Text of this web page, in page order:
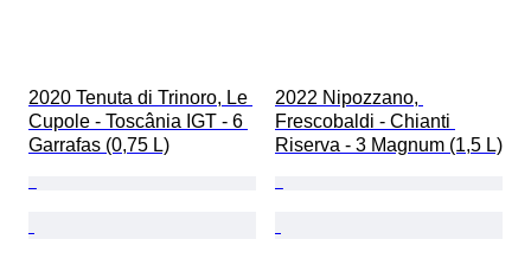
2020 Tenuta di Trinoro, Le
Cupole - Toscânia IGT - 6
Garrafas (0,75 L)
2022 Nipozzano,
Frescobaldi - Chianti
Riserva - 3 Magnum (1,5 L)